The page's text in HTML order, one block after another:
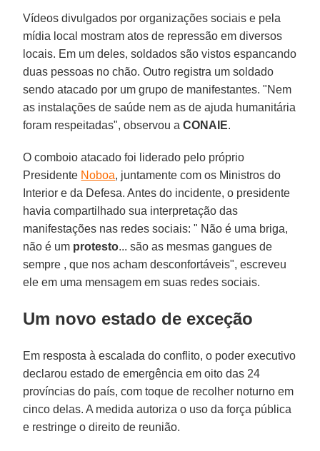
Vídeos divulgados por organizações sociais e pela
mídia local mostram atos de repressão em diversos
locais. Em um deles, soldados são vistos espancando
duas pessoas no chão. Outro registra um soldado
sendo atacado por um grupo de manifestantes. "Nem
as instalações de saúde nem as de ajuda humanitária
foram respeitadas", observou aCONAIE.
O comboio atacado foi liderado pelo próprio
Presidente Noboa, juntamente com os Ministros do
Interior e da Defesa. Antes do incidente, o presidente
havia compartilhado sua interpretação das
manifestações nas redes sociais: " Não é uma briga,
não é um protesto... são as mesmas gangues de
sempre , que nos acham desconfortáveis", escreveu
ele em uma mensagem em suas redes sociais.
Um novo estado de exceção
Em resposta à escalada do conflito, o poder executivo
declarou estado de emergência em oito das 24
províncias do país, com toque de recolher noturno em
cinco delas. A medida autoriza o uso da força pública
e restringe o direito de reunião.